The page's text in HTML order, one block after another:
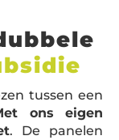
tussen een
ons eigen
. De panelen